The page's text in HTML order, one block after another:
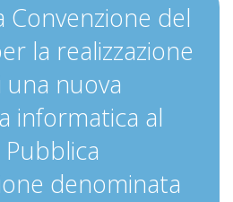
Convenzione del
la realizzazione
nuova
informatica al
denominata